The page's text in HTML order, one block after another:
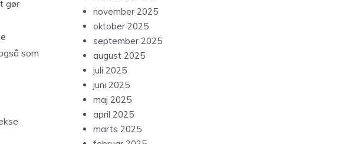
gør
som
november 2025
oktober 2025
september 2025
august 2025
juli 2025
juni 2025
maj 2025
april 2025
marts 2025